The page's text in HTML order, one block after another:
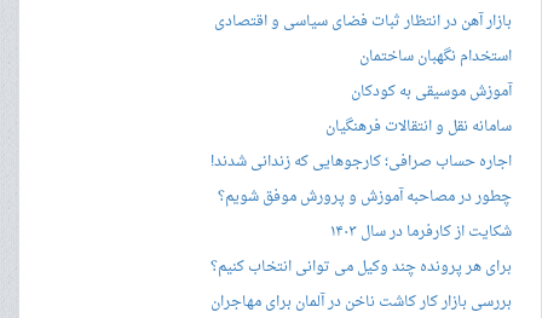
بازار آهن در انتظار ثبات فضای سیاسی و اقتصادی
استخدام نگهبان ساختمان
آموزش موسیقی به کودکان
سامانه نقل و انتقالات فرهنگیان
اجاره حساب صرافی؛ کارجوهایی که زندانی شدند!
چطور در مصاحبه‌ آموزش و پرورش موفق شویم؟
شکایت از کارفرما در سال ۱۴۰۳
برای هر پرونده چند وکیل می توانی انتخاب کنیم؟
بررسی بازار کار کاشت ناخن در آلمان برای مهاجران